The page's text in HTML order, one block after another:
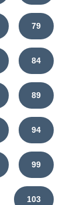
79
84
89
94
99
103